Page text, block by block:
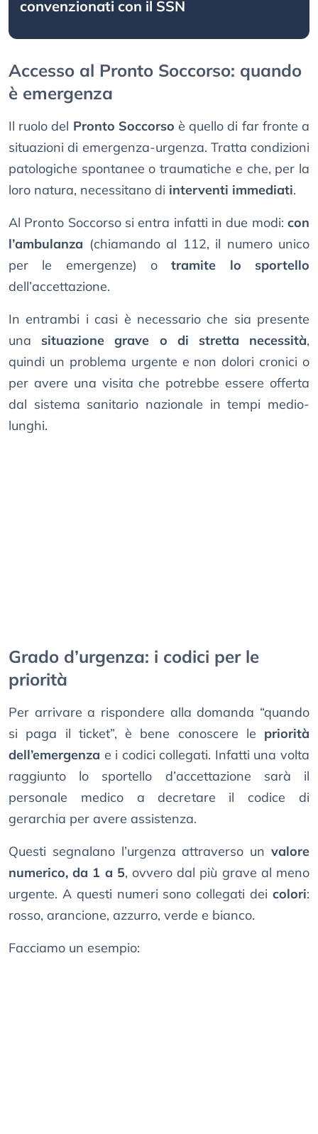
convenzionati con il SSN
Accesso al Pronto Soccorso: quando
è emergenza
Il ruolo del Pronto Soccorso è quello di far fronte a
situazioni di emergenza-urgenza. Tratta condizioni
patologiche spontanee o traumatiche e che, per la
loro natura, necessitano di interventi immediati.
Al Pronto Soccorso si entra infatti in due modi: con
l’ambulanza (chiamando al 112, il numero unico
per le emergenze) otramite lo sportello
dell’accettazione.
In entrambi i casi è necessario che sia presente
una situazione grave o di stretta necessità,
quindi un problema urgente e non dolori cronici o
per avere una visita che potrebbe essere offerta
dal sistema sanitario nazionale in tempi medio-
lunghi.
Grado d’urgenza: i codici per le
priorità
Per arrivare a rispondere alla domanda “quando
si paga il ticket”, è bene conoscere le priorità
dell’emergenza e i codici collegati. Infatti una volta
raggiunto lo sportello d’accettazione sarà il
personale medico a decretare il codice di
gerarchia per avere assistenza.
Questi segnalano l’urgenza attraverso un valore
numerico, da 1 a 5, ovvero dal più grave al meno
urgente. A questi numeri sono collegati dei colori:
rosso, arancione, azzurro, verde e bianco.
Facciamo un esempio: